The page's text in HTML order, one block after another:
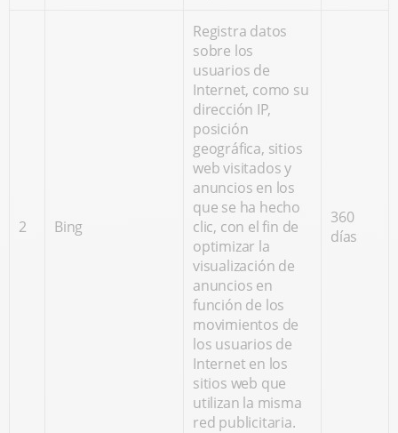
2 Bing
Registra datos
sobre los
usuarios de
Internet, como su
dirección IP,
posición
geográfica, sitios
web visitados y
anuncios en los
que se ha hecho
clic, con el fin de
optimizar la
visualización de
anuncios en
función de los
movimientos de
los usuarios de
Internet en los
sitios web que
utilizan la misma
red publicitaria.
360
días